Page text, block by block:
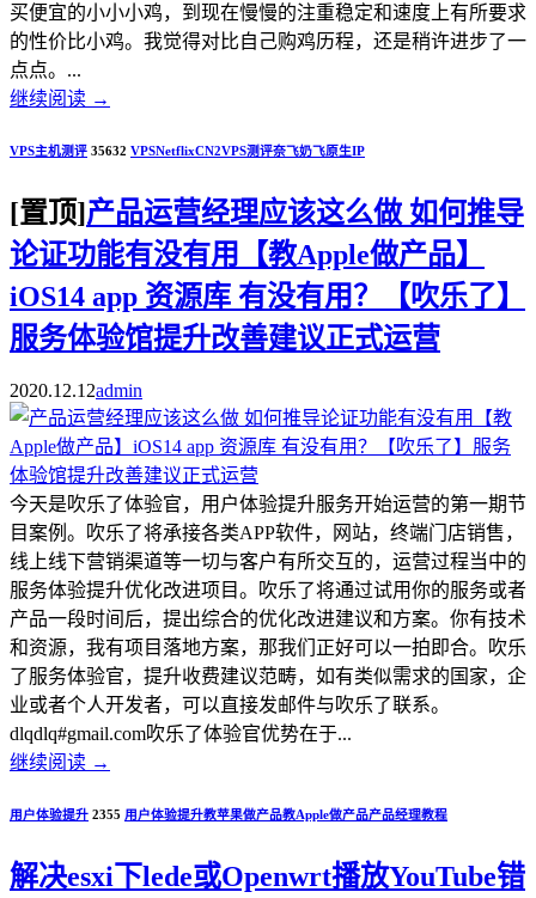
买便宜的小小小鸡，到现在慢慢的注重稳定和速度上有所要求
的性价比小鸡。我觉得对比自己购鸡历程，还是稍许进步了一
点点。...
继续阅读 →
VPS主机测评 35632 VPSNetflixCN2VPS测评奈飞奶飞原生IP
[置顶]产品运营经理应该这么做 如何推导
论证功能有没有用【教Apple做产品】
iOS14 app 资源库 有没有用？【吹乐了】
服务体验馆提升改善建议正式运营
2020.12.12admin
今天是吹乐了体验官，用户体验提升服务开始运营的第一期节
目案例。吹乐了将承接各类APP软件，网站，终端门店销售，
线上线下营销渠道等一切与客户有所交互的，运营过程当中的
服务体验提升优化改进项目。吹乐了将通过试用你的服务或者
产品一段时间后，提出综合的优化改进建议和方案。你有技术
和资源，我有项目落地方案，那我们正好可以一拍即合。吹乐
了服务体验官，提升收费建议范畴，如有类似需求的国家，企
业或者个人开发者，可以直接发邮件与吹乐了联系。
dlqdlq#gmail.com吹乐了体验官优势在于...
继续阅读 →
用户体验提升 2355 用户体验提升教苹果做产品教Apple做产品产品经理教程
解决esxi下lede或Openwrt播放YouTube错